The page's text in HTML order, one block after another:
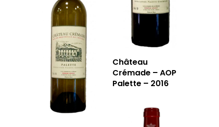
Château
Crémade – AOP
Palette – 2016